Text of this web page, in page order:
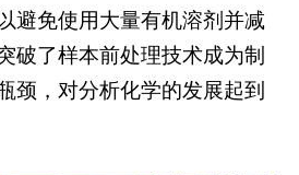
避免使用大量有机溶剂并减
破了样本前处理技术成为制
颈，对分析化学的发展起到